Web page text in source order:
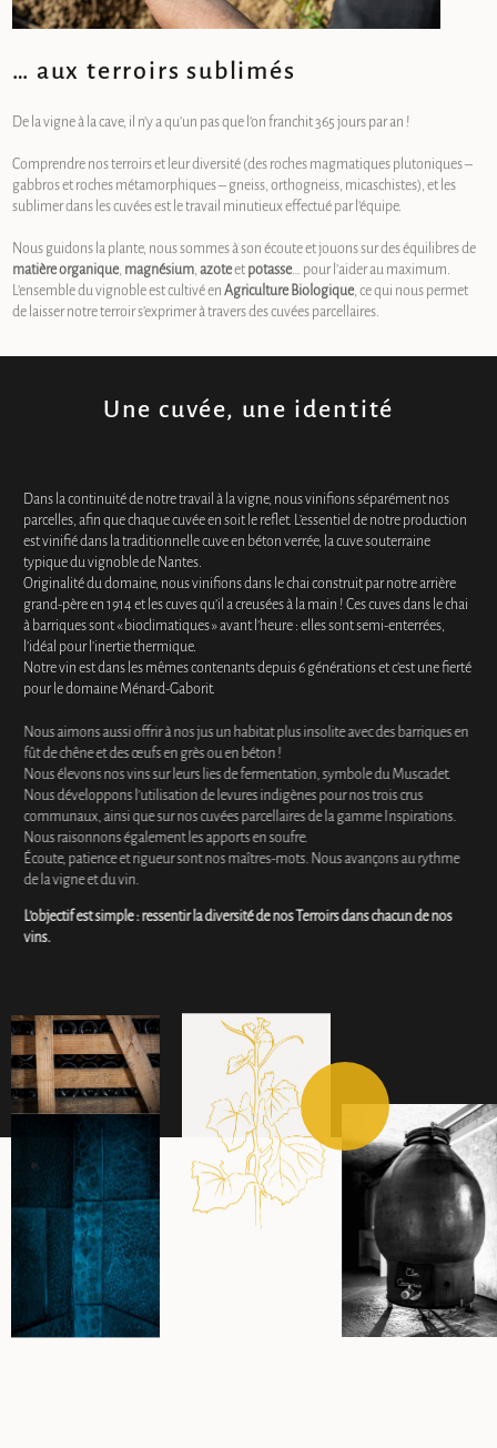
… aux terroirs sublimés
De la vigne à la cave, il n’y a qu’un pas que l’on franchit 365 jours par an !
Comprendre nos terroirs et leur diversité (des roches magmatiques plutoniques –
gabbros et roches métamorphiques – gneiss, orthogneiss, micaschistes), et les
sublimer dans les cuvées est le travail minutieux effectué par l’équipe.
Nous guidons la plante, nous sommes à son écoute et jouons sur des équilibres de
matière organique magnésium ,azoteet potasse … pour l’aider au maximum.
L’ensemble du vignoble est cultivé enAgriculture Biologique , ce qui nous permet
de laisser notre terroir s’exprimer à travers des cuvées parcellaires.
Une cuvée, une identité
Dans la continuité de notre travail à la vigne, nous vinifions séparément nos
parcelles, afin que chaque cuvée en soit le reflet. L’essentiel de notre production
est vinifié dans la traditionnelle cuve en béton verrée, la cuve souterraine
typique du vignoble de Nantes.
Originalité du domaine, nous vinifions dans le chai construit par notre arrière
grand-père en 1914 et les cuves qu’il a creusées à la main ! Ces cuves dans le chai
à barriques sont « bioclimatiques » avant l’heure : elles sont semi-enterrées,
l’idéal pour l’inertie thermique.
Notre vin est dans les mêmes contenants depuis 6 générations et c’est une fierté
pour le domaine Ménard-Gaborit.
Nous aimons aussi offrir à nos jus un habitat plus insolite avec des barriques en
fût de chêne et des œufs en grès ou en béton !
Nous élevons nos vins sur leurs lies de fermentation, symbole du Muscadet.
Nous développons l’utilisation de levures indigènes pour nos trois crus
communaux, ainsi que sur nos cuvées parcellaires de la gamme Inspirations.
Nous raisonnons également les apports en soufre.
Écoute, patience et rigueur sont nos maîtres-mots. Nous avançons au rythme
de la vigne et du vin.
L’objectif est simple : ressentir la diversité de nos Terroirs dans chacun de nos
vins.